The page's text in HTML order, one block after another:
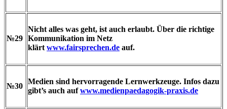
№29
Nicht alles was geht, ist auch erlaubt. Über die richtige
Kommunikation im Netz
klärt www.fairsprechen.de auf.
№30
Medien sind hervorragende Lernwerkzeuge. Infos dazu
gibt’s auch aufwww.medienpaedagogik-praxis.de